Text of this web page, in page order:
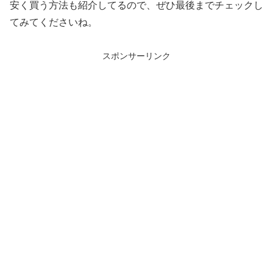
安く買う方法も紹介してるので、ぜひ最後までチェックし
てみてくださいね。
スポンサーリンク